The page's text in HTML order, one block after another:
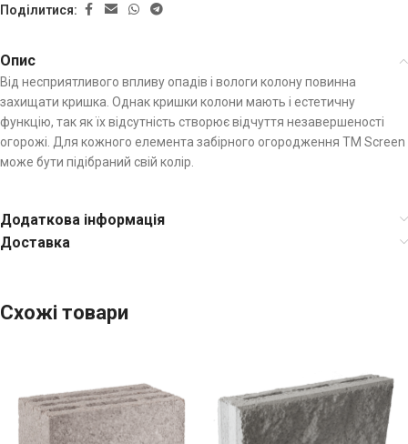
Поділитися:
Опис
Від несприятливого впливу опадів і вологи колону повинна
захищати кришка. Однак кришки колони мають і естетичну
функцію, так як їх відсутність створює відчуття незавершеності
огорожі. Для кожного елемента забірного огородження TM Screen
може бути підібраний свій колір.
Додаткова інформація
Доставка
Схожі товари